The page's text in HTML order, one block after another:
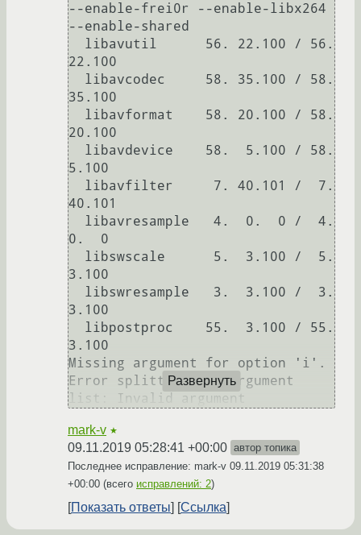
--enable-frei0r --enable-libx264
--enable-shared
22.100
35.100
20.100
5.100
40.101
0.  0
3.100
3.100
3.100
Missing argument for option 'i'.
Error splitting the argument
Развернуть
mark-v ★
09.11.2019 05:28:41 +00:00 автор топика
Последнее исправление: mark-v 09.11.2019 05:31:38
+00:00 (всего исправлений: 2)
Показать ответы Ссылка